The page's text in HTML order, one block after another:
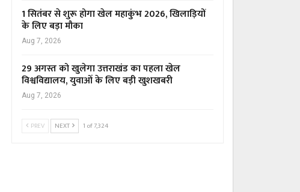
1 सितंबर से शुरू होगा खेल महाकुंभ 2026, खिलाड़ियों
के लिए बड़ा मौका
Aug 7, 2026
29 अगस्त को खुलेगा उत्तराखंड का पहला खेल
विश्वविद्यालय, युवाओं के लिए बड़ी खुशखबरी
Aug 7, 2026
PREV NEXT 1 of 7,324